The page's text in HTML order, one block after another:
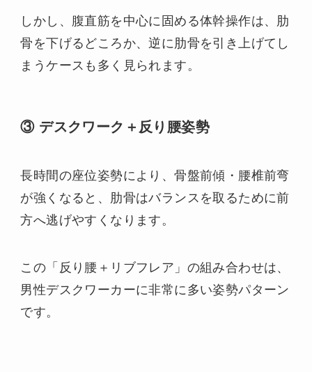
しかし、腹直筋を中心に固める体幹操作は、肋
骨を下げるどころか、逆に肋骨を引き上げてし
まうケースも多く見られます。
③ デスクワーク＋反り腰姿勢
長時間の座位姿勢により、骨盤前傾・腰椎前弯
が強くなると、肋骨はバランスを取るために前
方へ逃げやすくなります。
この「反り腰＋リブフレア」の組み合わせは、
男性デスクワーカーに非常に多い姿勢パターン
です。